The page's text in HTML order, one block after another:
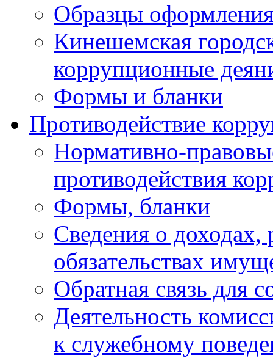
Образцы
Кинешемская
коррупционные
Формы и бланки
Противодействие
Нормативно-
противодействия
Формы, бланки
Сведения о доходах,
обязательствах
Обратная связь для
Деятельность
к служебному